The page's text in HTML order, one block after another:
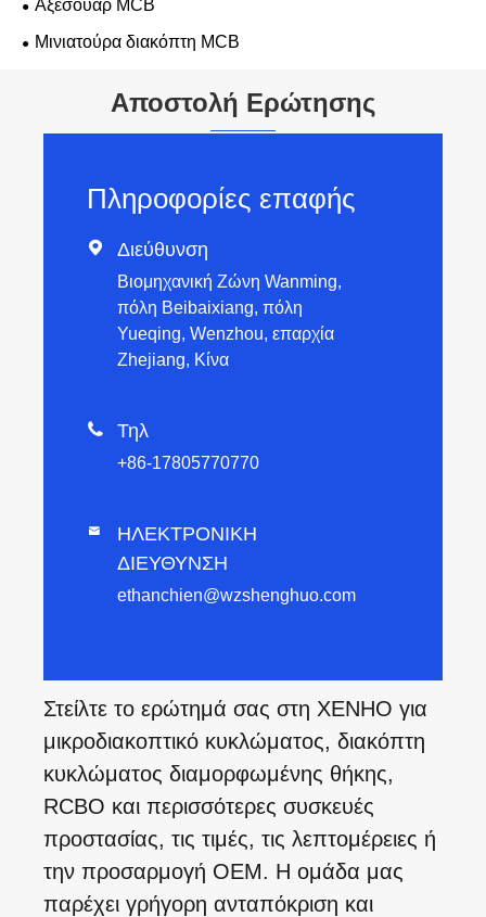
Αξεσουάρ MCB
Μινιατούρα διακόπτη MCB
Αποστολή Ερώτησης
Πληροφορίες επαφής
 Διεύθυνση
Βιομηχανική Ζώνη Wanming,
πόλη Beibaixiang, πόλη
Yueqing, Wenzhou, επαρχία
Zhejiang, Κίνα
 Τηλ
+86-17805770770

ΗΛΕΚΤΡΟΝΙΚΗ
ΔΙΕΥΘΥΝΣΗ
ethanchien@wzshenghuo.com
Στείλτε το ερώτημά σας στη XENHO για
μικροδιακοπτικό κυκλώματος, διακόπτη
κυκλώματος διαμορφωμένης θήκης,
RCBO και περισσότερες συσκευές
προστασίας, τις τιμές, τις λεπτομέρειες ή
την προσαρμογή OEM. Η ομάδα μας
παρέχει γρήγορη ανταπόκριση και